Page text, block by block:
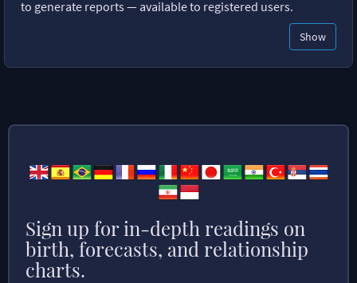
to generate reports — available to registered users.
Show
Sign up for in-depth readings on
birth, forecasts, and relationship
charts.